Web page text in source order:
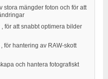
stora mängder foton och för att
, för att snabbt optimera bilder
, för hantering av RAW-skott
och hantera fotografiskt